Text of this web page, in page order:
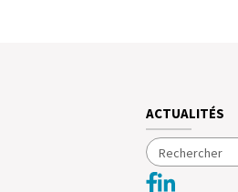
ACTUALITÉS